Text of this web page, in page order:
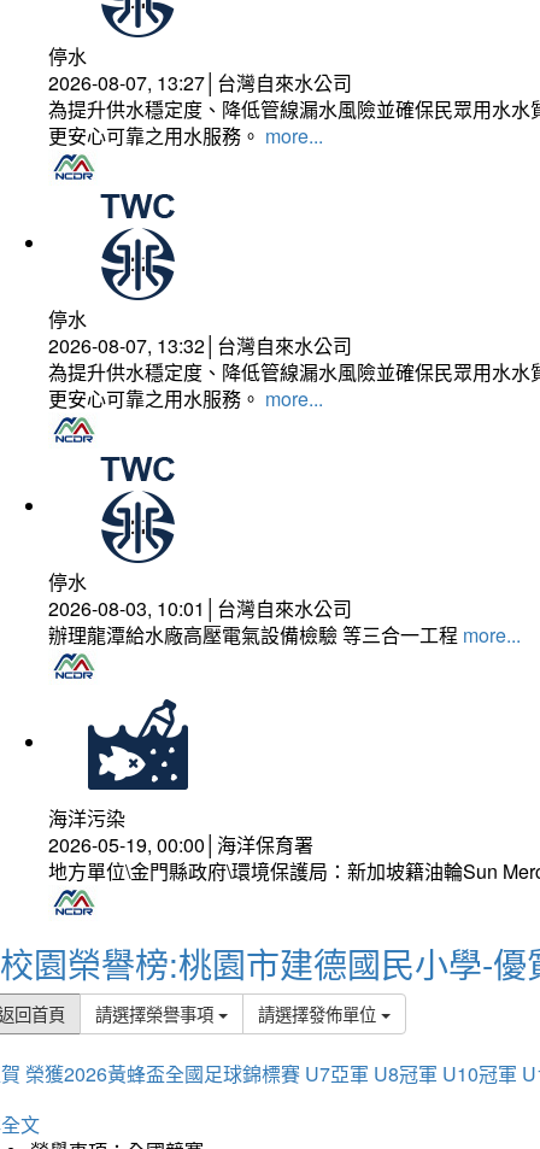
停水
2026-08-07, 13:27│台灣自來水公司
為提升供水穩定度、降低管線漏水風險並確保民眾用水
更安心可靠之用水服務。 more...
停水
2026-08-07, 13:32│台灣自來水公司
為提升供水穩定度、降低管線漏水風險並確保民眾用水
更安心可靠之用水服務。 more...
停水
2026-08-03, 10:01│台灣自來水公司
辦理龍潭給水廠高壓電氣設備檢驗 等三合一工程 more...
海洋污染
2026-05-19, 00:00│海洋保育署
地方單位\金門縣政府\環境保護局：新加坡籍油輪Sun
校園榮譽榜:桃園市建德國民小學-優
回首頁 請選擇榮譽事項 請選擇發佈單位
榮獲2026黃蜂盃全國足球錦標賽 U7亞軍 U8冠軍 U10冠軍
文